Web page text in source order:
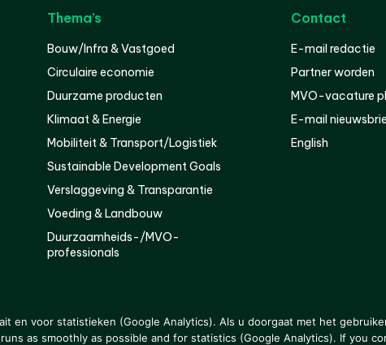
Thema’s
Bouw/Infra & Vastgoed
Circulaire economie
Duurzame producten
Klimaat & Energie
Mobiliteit & Transport/Logistiek
Sustainable Development Goals
Verslaggeving & Transparantie
Voeding & Landbouw
Duurzaamheids-/MVO-
professionals
Contact
E-mail redactie
Partner worden
MVO-vacature
E-mail
English
en voor statistieken (Google Analytics). Als u doorgaat met het
as smoothly as possible and for statistics (Google Analytics). If you